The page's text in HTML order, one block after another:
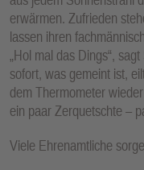
erwärmen. Zufrieden
lassen ihren
„Hol mal das Dings“,
sofort, was gemeint ist,
dem Thermometer
ein paar Zerquetschte –
Viele Ehrenamtliche